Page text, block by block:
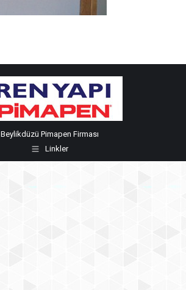
Beylikdüzü Pimapen Firması
Linkler